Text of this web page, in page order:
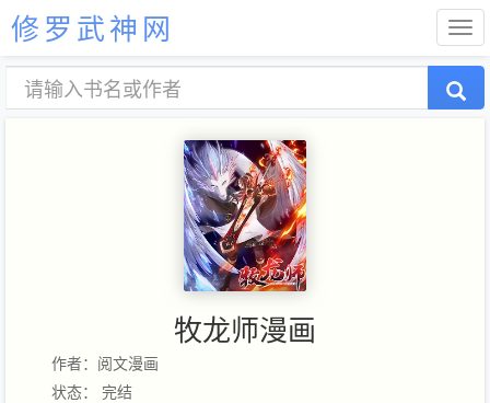
修罗武神网
牧龙师漫画
作者：阅文漫画
状态： 完结